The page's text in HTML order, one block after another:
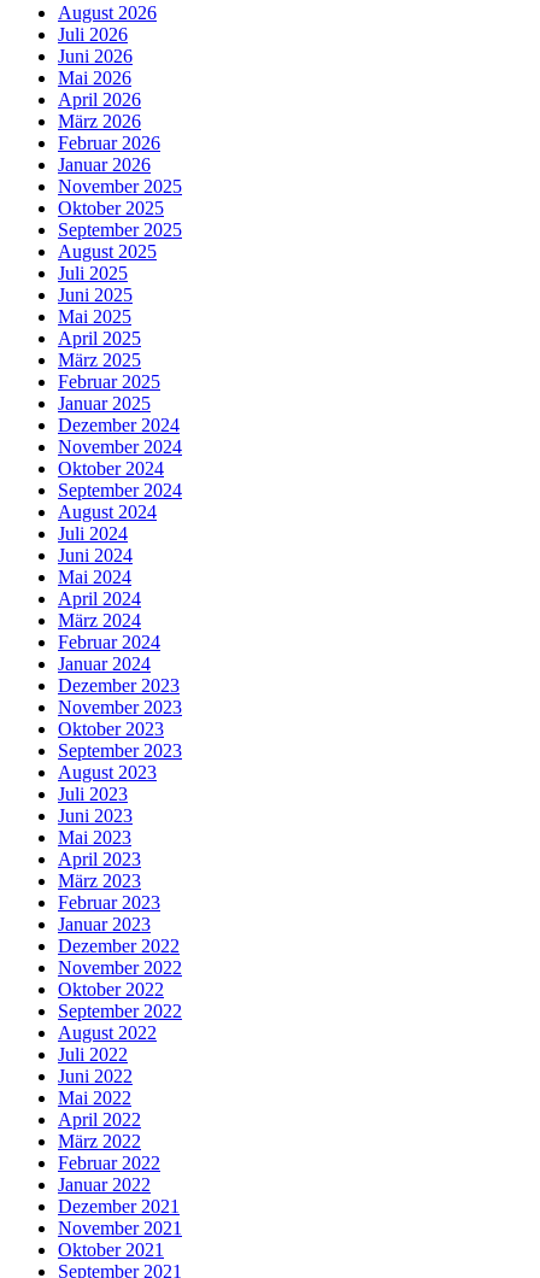
August 2026
Juli 2026
Juni 2026
Mai 2026
April 2026
März 2026
Februar 2026
Januar 2026
November 2025
Oktober 2025
September 2025
August 2025
Juli 2025
Juni 2025
Mai 2025
April 2025
März 2025
Februar 2025
Januar 2025
Dezember 2024
November 2024
Oktober 2024
September 2024
August 2024
Juli 2024
Juni 2024
Mai 2024
April 2024
März 2024
Februar 2024
Januar 2024
Dezember 2023
November 2023
Oktober 2023
September 2023
August 2023
Juli 2023
Juni 2023
Mai 2023
April 2023
März 2023
Februar 2023
Januar 2023
Dezember 2022
November 2022
Oktober 2022
September 2022
August 2022
Juli 2022
Juni 2022
Mai 2022
April 2022
März 2022
Februar 2022
Januar 2022
Dezember 2021
November 2021
Oktober 2021
September 2021